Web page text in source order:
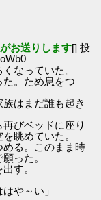
お送りします[] 投
なっていた。
。ため息をつ
はまだ誰も起き
びベッドに座り
眺めていた。
る。このまま時
った。
す。
や～い」